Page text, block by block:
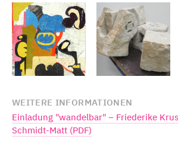
WEITERE INFORMATIONEN
Einladung "wandelbar" – Friederike
Schmidt-Matt (PDF)